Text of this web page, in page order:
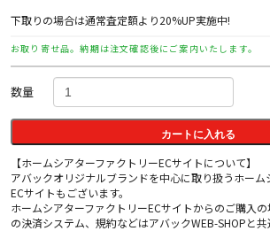
下取りの場合は通常査定額より20%UP実施中!
お取り寄せ品。納期は注文確認後にご案内いたします。
数量
カートに入れる
【ホームシアターファクトリーECサイトについて】
アバックオリジナルブランドを中心に取り扱うホーム
ECサイトもございます。
ホームシアターファクトリーECサイトからのご購入
の決済システム、規約などはアバックWEB-SHOPと共